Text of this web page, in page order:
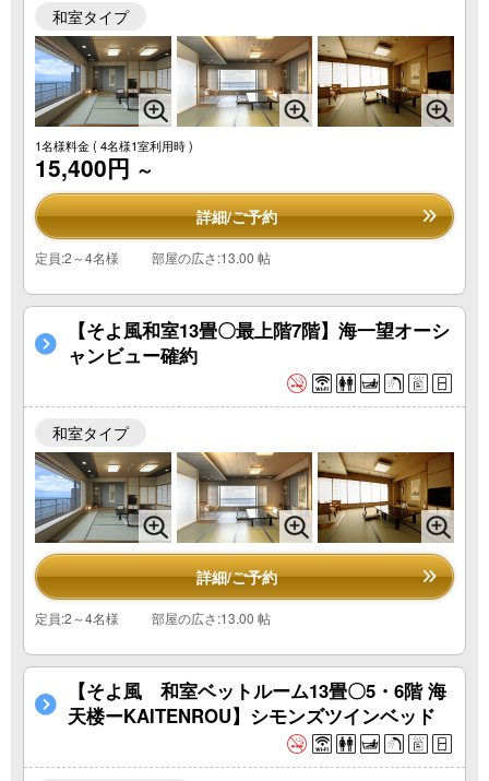
和室タイプ
1名様料金( 4名様1室利用時 )
15,400円 ～
詳細/ご予約
定員:2～4名様 部屋の広さ:13.00 帖
【そよ風和室13畳〇最上階7階】海一望オーシ
ャンビュー確約
和室タイプ
詳細/ご予約
定員:2～4名様 部屋の広さ:13.00 帖
【そよ風 和室ベットルーム13畳〇5・6階 海
天楼ーKAITENROU】シモンズツインベッド